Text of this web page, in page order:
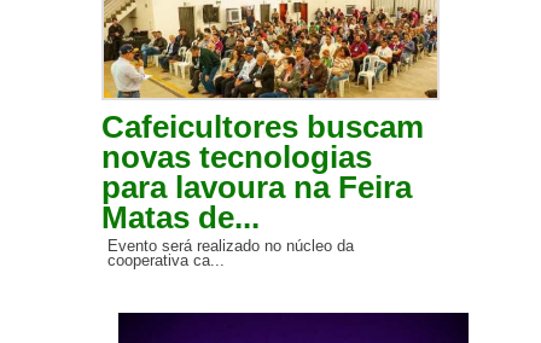
Cafeicultores buscam
novas tecnologias
para lavoura na Feira
Matas de...
Evento será realizado no núcleo da
cooperativa ca...